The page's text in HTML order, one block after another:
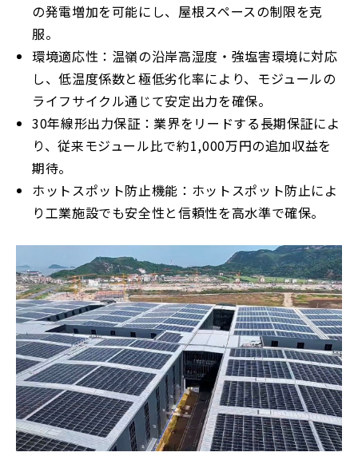
の発電増加を可能にし、屋根スペースの制限を克
服。
環境適応性：温嶺の沿岸高湿度・強塩害環境に対応
し、低温度係数と極低劣化率により、モジュールの
ライフサイクル通じて安定出力を確保。
30年線形出力保証：業界をリードする長期保証によ
り、従来モジュール比で約1,000万円の追加収益を
期待。
ホットスポット防止機能：ホットスポット防止によ
り工業施設でも安全性と信頼性を高水準で確保。